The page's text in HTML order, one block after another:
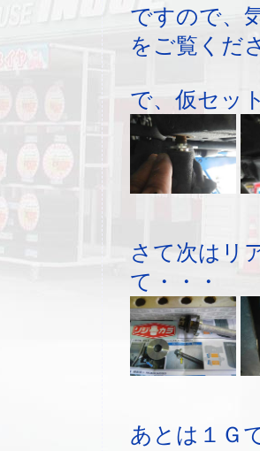
ですので、
をご覧くだ
で、仮セッ
さて次はリ
て・・・
あとは１Ｇ